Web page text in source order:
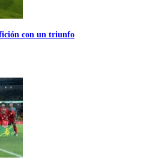
con un triunfo